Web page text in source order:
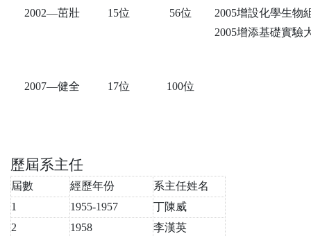
2002—茁壯 15位 56位
2005增設化學生物
2005增添基礎實驗
2007—健全 17位 100位
歷屆系主任
屆數 經歷年份
系主任姓名
1
1955-1957
丁陳威
2
1958
李漢英